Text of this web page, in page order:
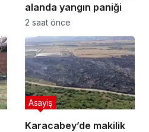
alanda yangın paniği
2 saat önce
Karacabey’de makilik
Asayiş